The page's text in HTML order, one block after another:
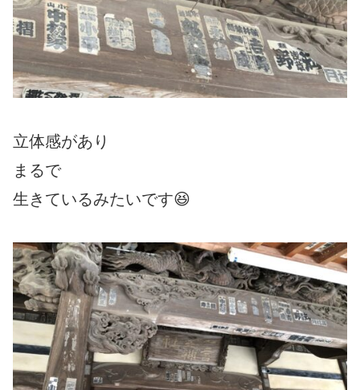
立体感があり
まるで
生きているみたいです😆